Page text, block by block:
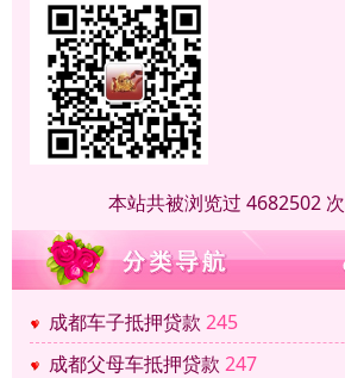
本站共被浏览过 4682502 次
成都车子抵押贷款 245
成都父母车抵押贷款 247